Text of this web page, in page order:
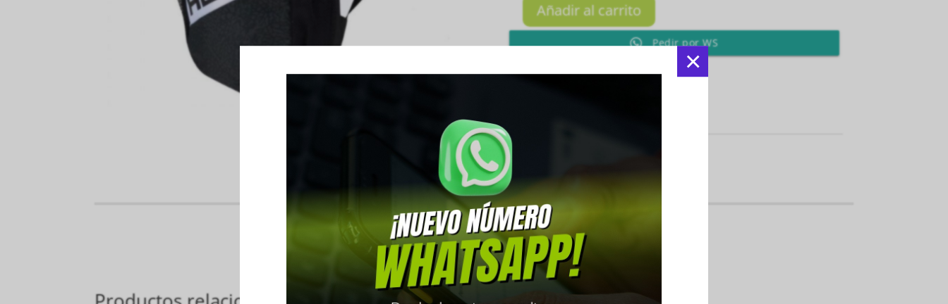
×
MOCHILA
ELITE
BACKPACK
cantidad
Añadir al carrito
Pedir por WS
SKU: